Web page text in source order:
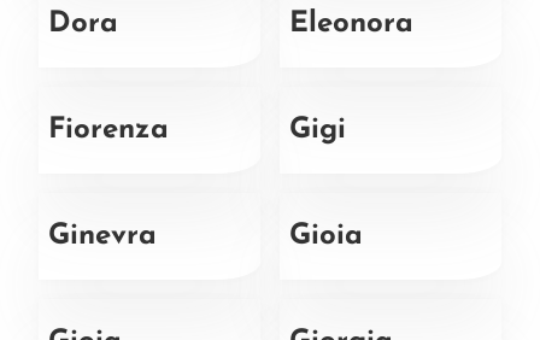
Dora Eleonora
Fiorenza Gigi
Ginevra Gioia